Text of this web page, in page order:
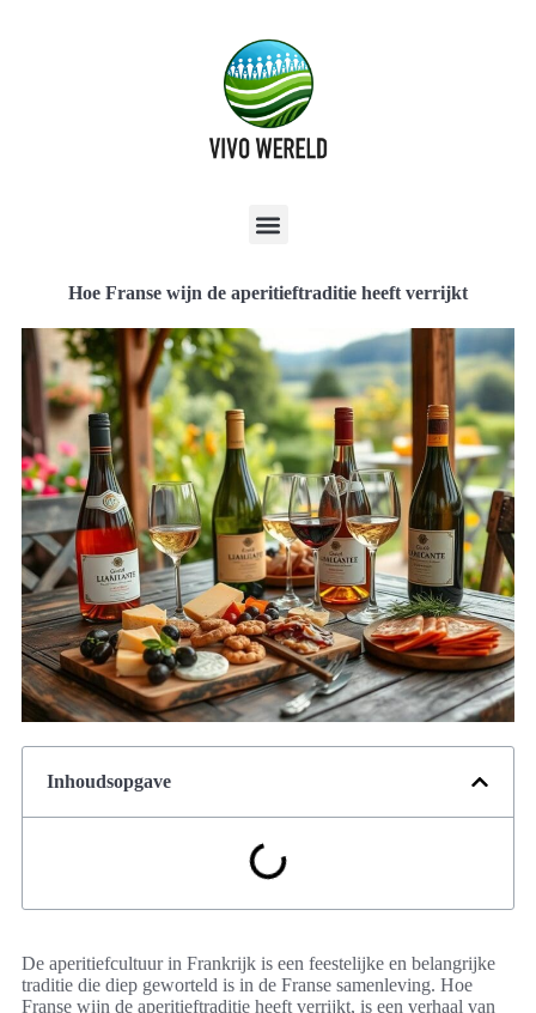
Hoe Franse wijn de aperitieftraditie heeft verrijkt
Inhoudsopgave
De aperitiefcultuur in Frankrijk is een feestelijke en belangrijke
traditie die diep geworteld is in de Franse samenleving. Hoe
Franse wijn de aperitieftraditie heeft verrijkt, is een verhaal van